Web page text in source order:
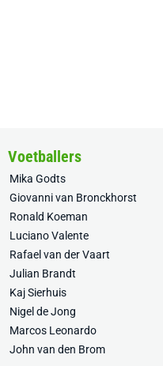
Voetballers
Mika Godts
Giovanni van Bronckhorst
Ronald Koeman
Luciano Valente
Rafael van der Vaart
Julian Brandt
Kaj Sierhuis
Nigel de Jong
Marcos Leonardo
John van den Brom